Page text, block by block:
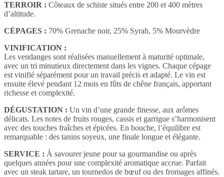
TERROIR : Côteaux de schiste situés entre 200 et 400 mètres
d’altitude.
CÉPAGES : 70% Grenache noir, 25% Syrah, 5% Mourvèdre
VINIFICATION :
Les vendanges sont réalisées manuellement à maturité optimale,
avec un tri minutieux directement dans les vignes. Chaque cépage
est vinifié séparément pour un travail précis et adapté. Le vin est
ensuite élevé pendant 12 mois en fûts de chêne français, apportant
richesse et complexité.
DÉGUSTATION : Un vin d’une grande finesse, aux arômes
délicats. Les notes de fruits rouges, cassis et garrigue s’harmonisent
avec des touches fraîches et épicées. En bouche, l’équilibre est
remarquable : des tanins soyeux, une finale longue et élégante.
SERVICE : À savourer jeune pour sa gourmandise ou après
quelques années pour une complexité aromatique accrue. Parfait
avec un steak tartare, un tournedos de bœuf ou des fromages affinés.